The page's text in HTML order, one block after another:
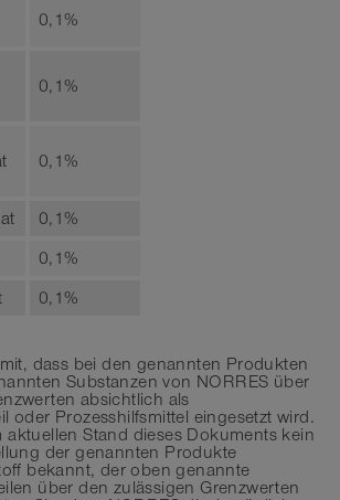
0,1%
0,1%
0,1%
0,1%
0,1%
0,1%
dass bei den genannten Produkten
Substanzen von NORRES über
absichtlich als
oder Prozesshilfsmittel eingesetzt wird.
aktuellen Stand dieses Dokuments kein
der genannten Produkte
bekannt, der oben genannte
über den zulässigen Grenzwerten